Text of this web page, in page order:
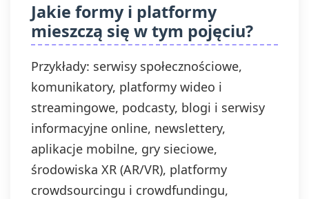
Jakie formy i platformy
mieszczą się w tym pojęciu?
Przykłady: serwisy społecznościowe,
komunikatory, platformy wideo i
streamingowe, podcasty, blogi i serwisy
informacyjne online, newslettery,
aplikacje mobilne, gry sieciowe,
środowiska XR (AR/VR), platformy
crowdsourcingu i crowdfundingu,